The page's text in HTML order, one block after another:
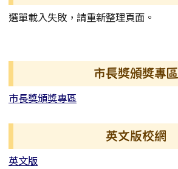
選單載入失敗，請重新整理頁面。
右邊區域內容市長獎頒獎專區
市長獎頒獎專區
英文版校網
英文版